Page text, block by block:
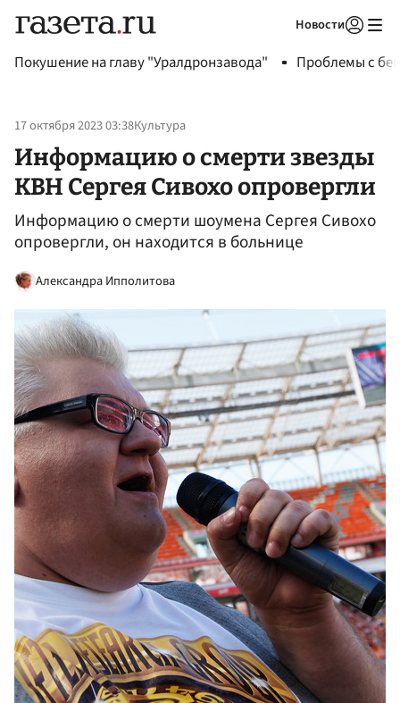
Новости
Покушение на главу "Уралдронзавода" Проблемы с
17 октября 2023 03:38Культура
Информацию о смерти звезды
КВН Сергея Сивохо опровергли
Информацию о смерти шоумена Сергея Сивохо
опровергли, он находится в больнице
Александра Ипполитова